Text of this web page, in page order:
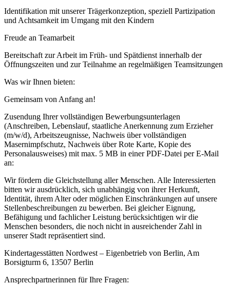
Identifikation mit unserer Trägerkonzeption, speziell Partizipation
und Achtsamkeit im Umgang mit den Kindern
Freude an Teamarbeit
Bereitschaft zur Arbeit im Früh- und Spätdienst innerhalb der
Öffnungszeiten und zur Teilnahme an regelmäßigen Teamsitzungen
Was wir Ihnen bieten:
Gemeinsam von Anfang an!
Zusendung Ihrer vollständigen Bewerbungsunterlagen
(Anschreiben, Lebenslauf, staatliche Anerkennung zum Erzieher
(m/w/d), Arbeitszeugnisse, Nachweis über vollständigen
Masernimpfschutz, Nachweis über Rote Karte, Kopie des
Personalausweises) mit max. 5 MB in einer PDF-Datei per E-Mail
an:
Wir fördern die Gleichstellung aller Menschen. Alle Interessierten
bitten wir ausdrücklich, sich unabhängig von ihrer Herkunft,
Identität, ihrem Alter oder möglichen Einschränkungen auf unsere
Stellenbeschreibungen zu bewerben. Bei gleicher Eignung,
Befähigung und fachlicher Leistung berücksichtigen wir die
Menschen besonders, die noch nicht in ausreichender Zahl in
unserer Stadt repräsentiert sind.
Kindertagesstätten Nordwest – Eigenbetrieb von Berlin, Am
Borsigturm 6, 13507 Berlin
Ansprechpartnerinnen für Ihre Fragen: